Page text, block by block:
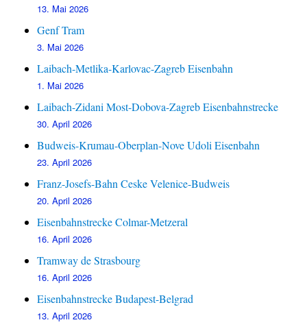
13. Mai 2026
Genf Tram
3. Mai 2026
Laibach-Metlika-Karlovac-Zagreb Eisenbahn
1. Mai 2026
Laibach-Zidani Most-Dobova-Zagreb Eisenbahnstrecke
30. April 2026
Budweis-Krumau-Oberplan-Nove Udoli Eisenbahn
23. April 2026
Franz-Josefs-Bahn Ceske Velenice-Budweis
20. April 2026
Eisenbahnstrecke Colmar-Metzeral
16. April 2026
Tramway de Strasbourg
16. April 2026
Eisenbahnstrecke Budapest-Belgrad
13. April 2026